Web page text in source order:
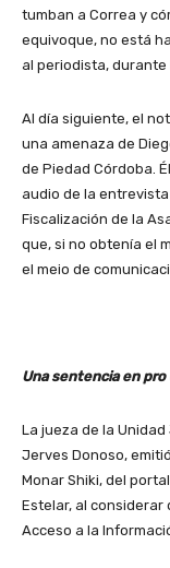
tumban a Correa y
equivoque, no está
al periodista, durante
Al día siguiente, el
una amenaza de
de Piedad Córdoba.
audio de la
Fiscalización de la
que, si no obtenía el
el meio de
Una sentencia en
La jueza de la
Jerves Donoso,
Monar Shiki, del
Estelar, al
Acceso a la